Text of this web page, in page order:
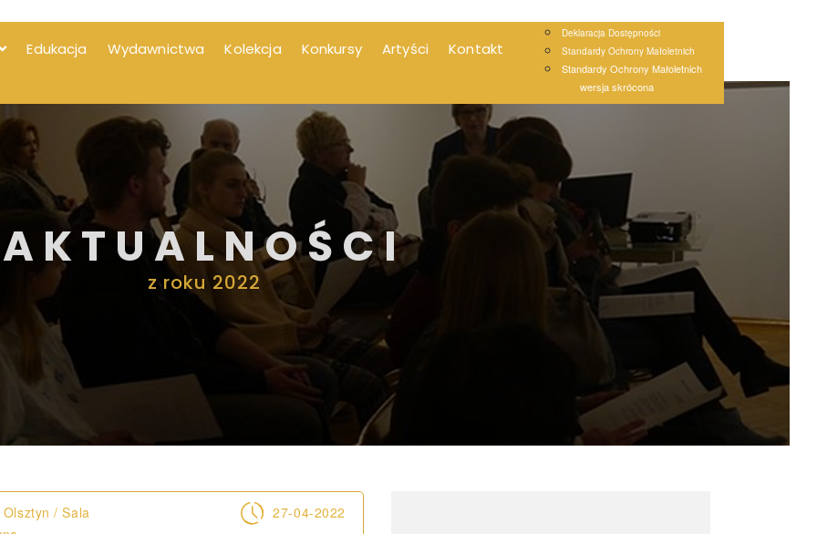
Edukacja Wydawnictwa Kolekcja Konkursy Artyści Kontakt
Deklaracja Dostępności
Standardy Ochrony Małoletnich
Standardy Ochrony Małoletnich
wersja skrócona
AKTUALNOŚCI
z roku 2022
Olsztyn / Sala
27-04-2022